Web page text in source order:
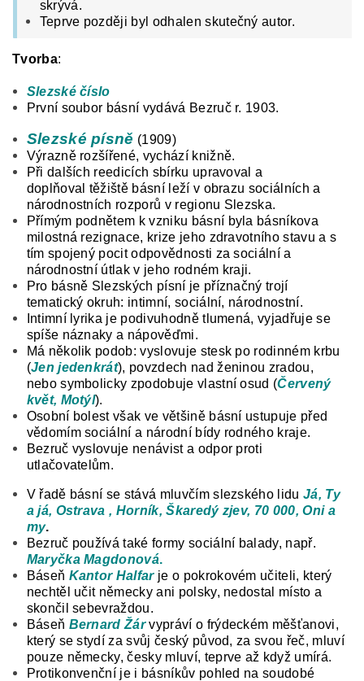
skrývá.
Teprve později byl odhalen skutečný autor.
Tvorba:
Slezské číslo
První soubor básní vydává Bezruč r. 1903.
Slezské písně (1909)
Výrazně rozšířené, vychází knižně.
Při dalších reedicích sbírku upravoval a
doplňoval těžiště básní leží v obrazu sociálních a
národnostních rozporů v regionu Slezska.
Přímým podnětem k vzniku básní byla básníkova
milostná rezignace, krize jeho zdravotního stavu a s
tím spojený pocit odpovědnosti za sociální a
národnostní útlak v jeho rodném kraji.
Pro básně Slezských písní je příznačný trojí
tematický okruh: intimní, sociální, národnostní.
Intimní lyrika je podivuhodně tlumená, vyjadřuje se
spíše náznaky a nápověďmi.
Má několik podob: vyslovuje stesk po rodinném krbu
(Jen jedenkrát), povzdech nad ženinou zradou,
nebo symbolicky zpodobuje vlastní osud (Červený
květ, Motýl).
Osobní bolest však ve většině básní ustupuje před
vědomím sociální a národní bídy rodného kraje.
Bezruč vyslovuje nenávist a odpor proti
utlačovatelům.
V řadě básní se stává mluvčím slezského lidu Já, Ty
a já, Ostrava , Horník, Škaredý zjev, 70 000, Oni a
my.
Bezruč používá také formy sociální balady, např.
Maryčka Magdonová.
Báseň Kantor Halfarje o pokrokovém učiteli, který
nechtěl učit německy ani polsky, nedostal místo a
skončil sebevraždou.
Báseň Bernard Žárvypráví o frýdeckém měšťanovi,
který se stydí za svůj český původ, za svou řeč, mluví
pouze německy, česky mluví, teprve až když umírá.
Protikonvenční je i básníkův pohled na soudobé